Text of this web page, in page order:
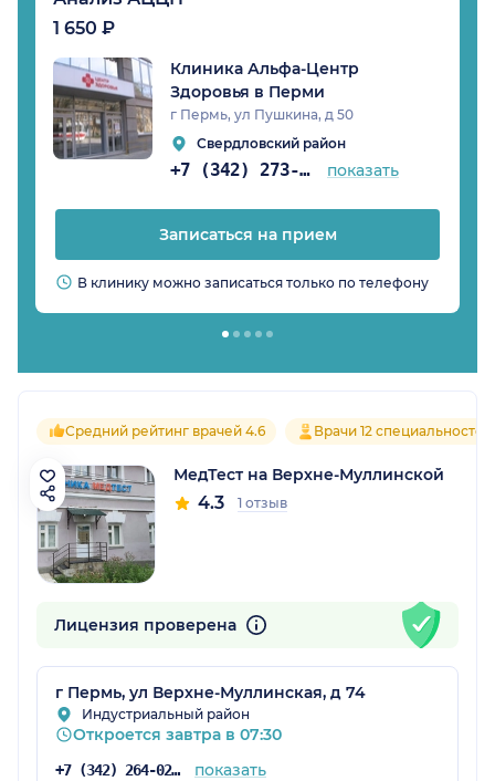
1 650 ₽
Клиника Альфа-Центр
Здоровья в Перми
г Пермь, ул Пушкина, д 50
Свердловский район
+7 (342) 273-82-37 показать
Записаться на прием
В клинику можно записаться только по телефону
Средний рейтинг врачей 4.6 Врачи 12 специальностей
МедТест на Верхне-Муллинской
4.3 1 отзыв
Лицензия проверена
г Пермь, ул Верхне-Муллинская, д 74
Индустриальный район
Откроется завтра в 07:30
+7 (342) 264-02-09 показать